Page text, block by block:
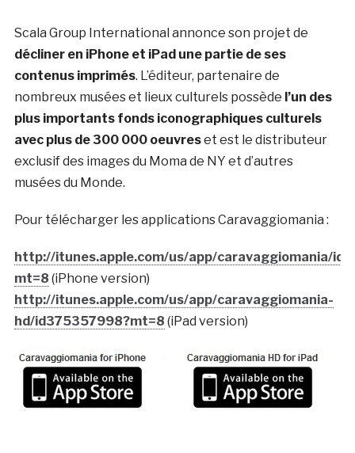
Scala Group International annonce son projet de
décliner en iPhone et iPad une partie de ses
contenus imprimés. L’éditeur, partenaire de
nombreux musées et lieux culturels possède l’un des
plus importants fonds iconographiques culturels
avec plus de 300 000 oeuvreset est le distributeur
exclusif des images du Moma de NY et d’autres
musées du Monde.
Pour télécharger les applications Caravaggiomania :
http://itunes.apple.com/us/app/caravaggiomania/
mt=8 (iPhone version)
http://itunes.apple.com/us/app/caravaggiomania-
hd/id375357998?mt=8 (iPad version)